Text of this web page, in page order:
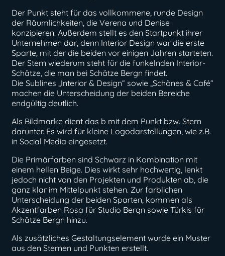
Der Punkt steht für das vollkommene, runde Design
der Räumlichkeiten, die Verena und Denise
konzipieren. Außerdem stellt es den Startpunkt ihrer
Unternehmen dar, denn Interior Design war die erste
Sparte, mit der die beiden vor einigen Jahren starteten.
Der Stern wiederum steht für die funkelnden Interior-
Schätze, die man bei Schätze Bergn findet.
Die Sublines „Interior & Design“ sowie „Schönes & Café“
machen die Unterscheidung der beiden Bereiche
endgültig deutlich.
Als Bildmarke dient das b mit dem Punkt bzw. Stern
darunter. Es wird für kleine Logodarstellungen, wie z.B.
in Social Media eingesetzt.
Die Primärfarben sind Schwarz in Kombination mit
einem hellen Beige. Dies wirkt sehr hochwertig, lenkt
jedoch nicht von den Projekten und Produkten ab, die
ganz klar im Mittelpunkt stehen. Zur farblichen
Unterscheidung der beiden Sparten, kommen als
Akzentfarben Rosa für Studio Bergn sowie Türkis für
Schätze Bergn hinzu.
Als zusätzliches Gestaltungselement wurde ein Muster
aus den Sternen und Punkten erstellt.